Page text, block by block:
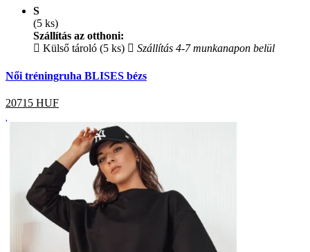
S
(5 ks)
Szállítás az otthoni:
Külső tároló (5 ks)
Szállítás 4-7 munkanapon belül
Női tréningruha BLISES bézs
20715 HUF